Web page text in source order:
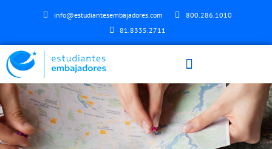
info@estudiantesembajadores.com
800.286.1010
81.8335.2711